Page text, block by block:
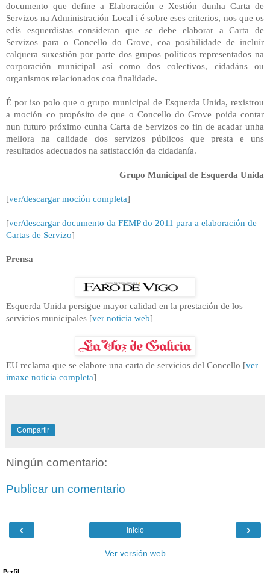
documento que define a Elaboración e Xestión dunha Carta de
Servizos na Administración Local i é sobre eses criterios, nos que os
edís esquerdistas consideran que se debe elaborar a Carta de
Servizos para o Concello do Grove, coa posibilidade de incluír
calquera suxestión por parte dos grupos políticos representados na
corporación municipal así como dos colectivos, cidadáns ou
organismos relacionados coa finalidade.
É por iso polo que o grupo municipal de Esquerda Unida, rexistrou
a moción co propósito de que o Concello do Grove poida contar
nun futuro próximo cunha Carta de Servizos co fin de acadar unha
mellora na calidade dos servizos públicos que presta e uns
resultados adecuados na satisfacción da cidadanía.
Grupo Municipal de Esquerda Unida
[ver/descargar moción completa]
[ver/descargar documento da FEMP do 2011 para a elaboración de
Cartas de Servizo]
Prensa
Esquerda Unida persigue mayor calidad en la prestación de los
servicios municipales [ver noticia web]
EU reclama que se elabore una carta de servicios del Concello [ver
imaxe noticia completa]
Compartir
Ningún comentario:
Publicar un comentario
‹ ›
Inicio
Ver versión web